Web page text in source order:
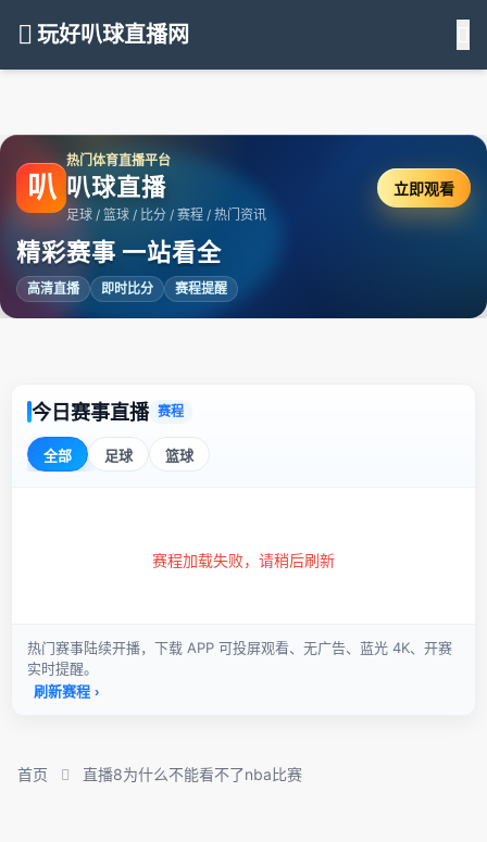
玩好叭球直播网
叭
热门体育直播平台
叭球直播
足球 / 篮球 / 比分 / 赛程 / 热门资讯
精彩赛事 一站看全
高清直播 即时比分 赛程提醒
立即观看
首页 直播8为什么不能看不了nba比赛